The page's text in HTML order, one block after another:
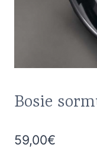
Bosie
59,00€